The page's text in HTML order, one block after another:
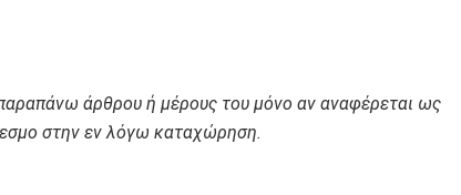
άρθρου ή μέρους του μόνο αν αναφέρεται ως
στην εν λόγω καταχώρηση.